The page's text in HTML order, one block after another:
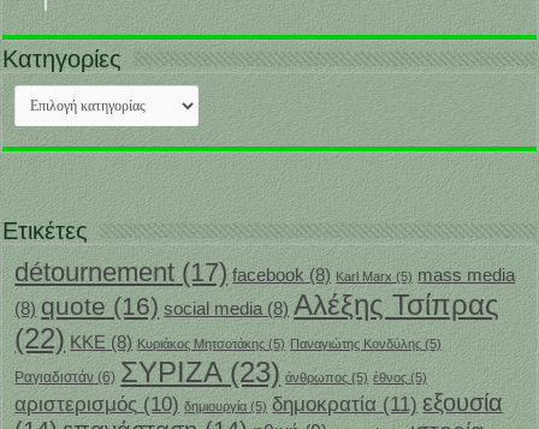
Κατηγορίες
Κατηγορίες
Ετικέτες
détournement(17) facebook(8) Karl Marx (5) mass media
(8) quote(16) social media (8) Αλέξης Τσίπρας
(22) ΚΚΕ(8) Κυριάκος Μητσοτάκης (5) Παναγιώτης Κονδύλης (5)
Ραγιαδιστάν (6) ΣΥΡΙΖΑ(23) άνθρωπος(5) έθνος (5)
αριστερισμός(10) δημιουργία(5) δημοκρατία(11) εξουσία